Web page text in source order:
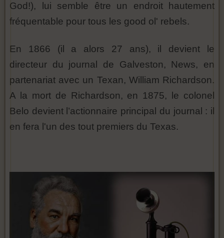
God!), lui semble être un endroit hautement
fréquentable pour tous les good ol' rebels.
En 1866 (il a alors 27 ans), il devient le
directeur du journal de Galveston, News, en
partenariat avec un Texan, William Richardson.
A la mort de Richardson, en 1875, le colonel
Belo devient l’actionnaire principal du journal : il
en fera l'un des tout premiers du Texas.